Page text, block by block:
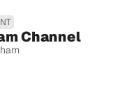
Channel